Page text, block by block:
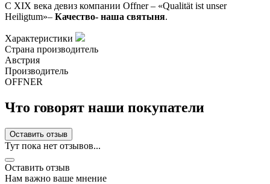
С XIX века девиз компании Offner – «Qualität ist unser
Heiligtum»– Качество- наша святыня.
Характеристики
Страна производитель
Австрия
Производитель
OFFNER
Что говорят наши покупатели
Оставить отзыв
Тут пока нет отзывов...
Оставить отзыв
Нам важно ваше мнение